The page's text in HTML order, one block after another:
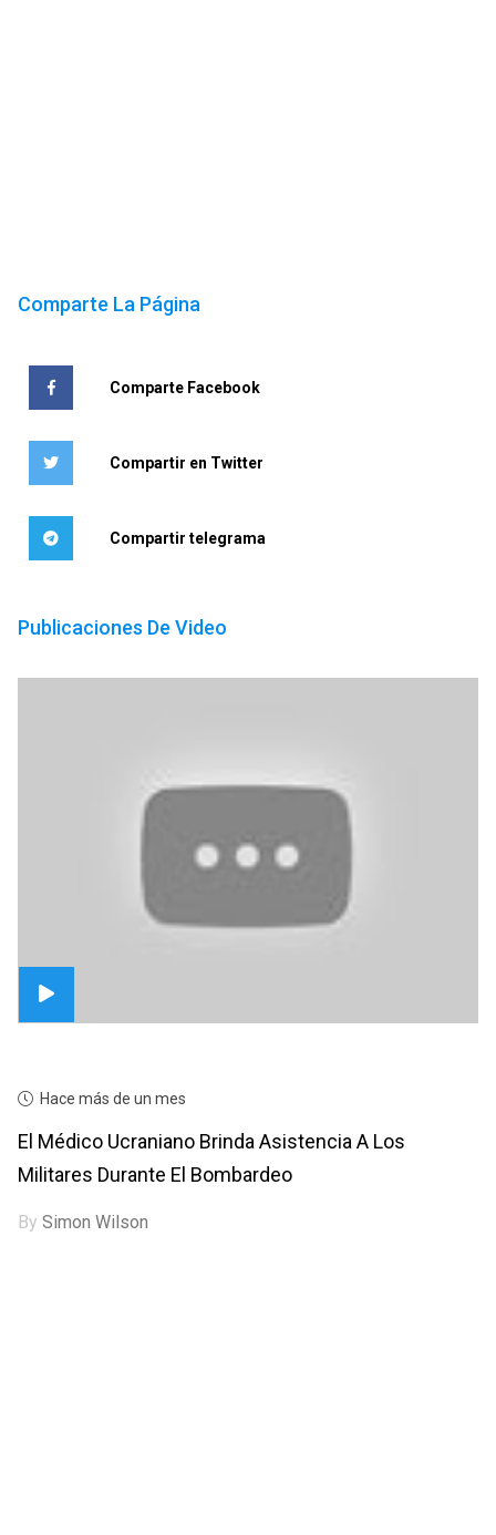
Comparte La Página
Comparte Facebook
Compartir en Twitter
Compartir telegrama
Publicaciones De Video
Hace más de un mes
El Médico Ucraniano Brinda Asistencia A Los
Militares Durante El Bombardeo
BySimon Wilson